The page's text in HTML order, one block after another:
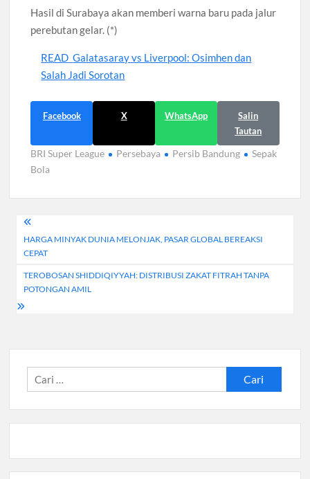
Hasil di Surabaya akan memberi warna baru pada jalur
perebutan gelar. (*)
READ Galatasaray vs Liverpool: Osimhen dan
Salah Jadi Sorotan
Facebook X WhatsApp
Salin
Tautan
BRI Super League Persebaya Persib Bandung
Sepak
Bola
Navigasi
pos
HARGA MINYAK DUNIA MELONJAK, PASAR GLOBAL BEREAKSI
CEPAT
TEROBOSAN SHIDDIQIYYAH: DISTRIBUSI ZAKAT FITRAH TANPA
POTONGAN AMIL
Cari
untuk: